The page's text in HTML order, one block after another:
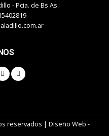
- Pcia. de Bs As.
reservados | Diseño Web -